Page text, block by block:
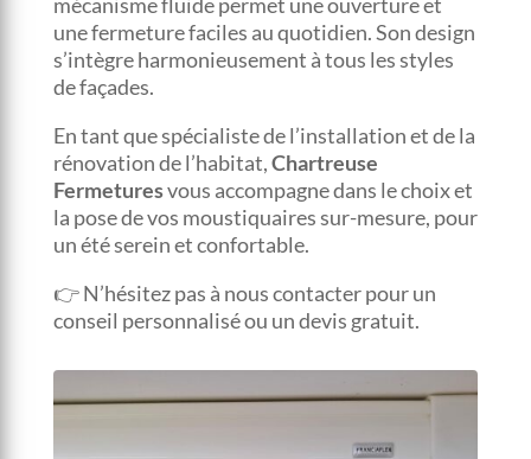
une fermeture faciles au quotidien. Son design
s’intègre harmonieusement à tous les styles
de façades.
En tant que spécialiste de l’installation et de la
rénovation de l’habitat,Chartreuse
Fermeturesvous accompagne dans le choix et
la pose de vos moustiquaires sur-mesure, pour
un été serein et confortable.
👉 N’hésitez pas à nous contacter pour un
conseil personnalisé ou un devis gratuit.